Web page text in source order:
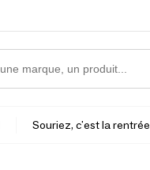
Souriez, c'est la rentrée